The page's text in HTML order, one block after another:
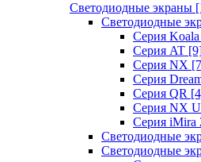
Светодиодные экраны
Светодиодные
Cерия Koala
Серия AT
Серия NX
Серия
Серия QR
Серия NX
Серия iMira
Светодиодные
Светодиодные